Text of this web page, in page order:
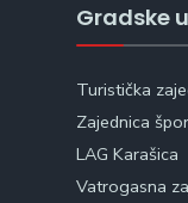
Gradske
Turistička
Zajednica
LAG Karašica
Vatrogasna